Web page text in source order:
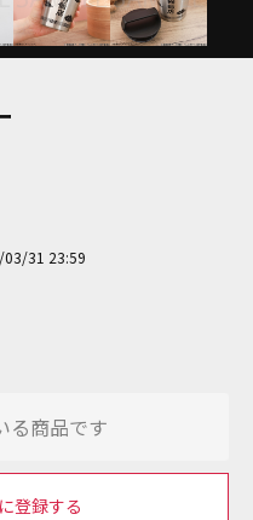
03/31 23:59
登録する
る商品です